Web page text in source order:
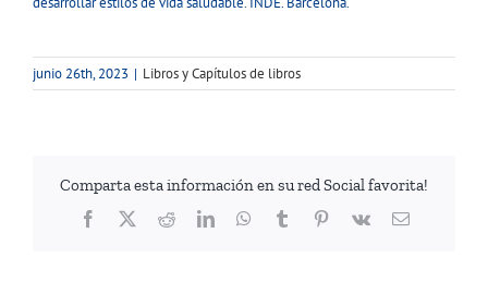
junio 26th, 2023 | Libros y Capítulos de libros
Comparta esta información en su red Social favorita!
Facebook
TwitterRedditLinkedInWhatsApp
TumblrPinterest
Vk
Correo